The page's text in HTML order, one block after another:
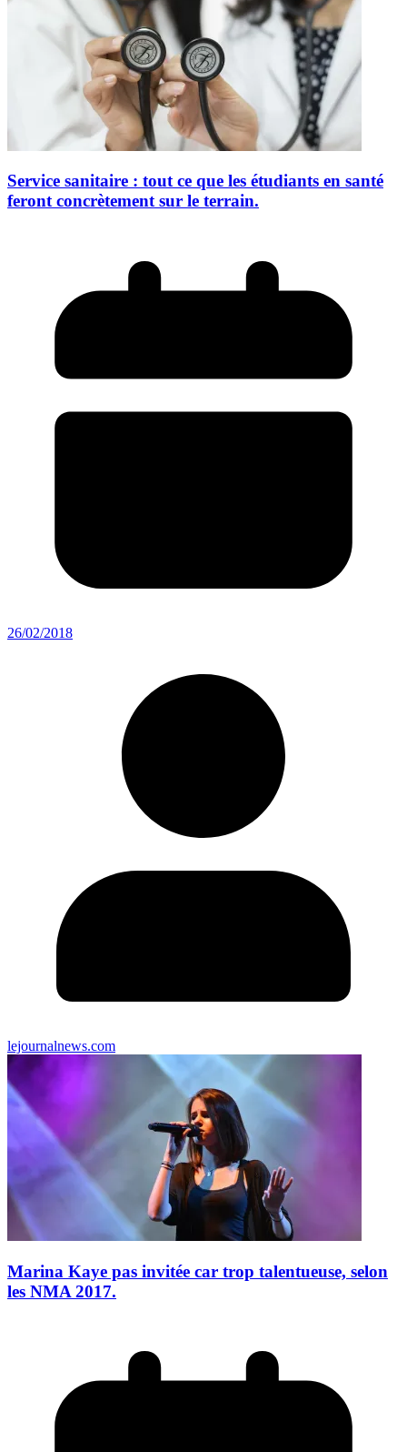
Service sanitaire : tout ce que les étudiants en santé
feront concrètement sur le terrain.
26/02/2018
lejournalnews.com
Marina Kaye pas invitée car trop talentueuse, selon
les NMA 2017.